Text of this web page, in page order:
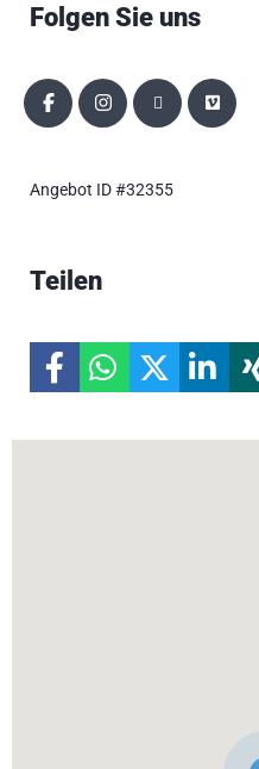
Folgen Sie uns
Angebot ID #32355
Teilen